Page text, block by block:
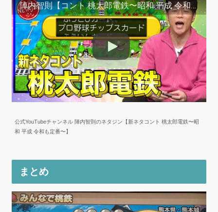
陣内智則【コント 桃太郎電鉄〜昭和 平成 令和も定番〜】
公式YouTubeチャンネル 陣内智則のネタジン【新ネタコント 桃太郎電鉄〜昭
和 平成 令和も定番〜】
まとめ